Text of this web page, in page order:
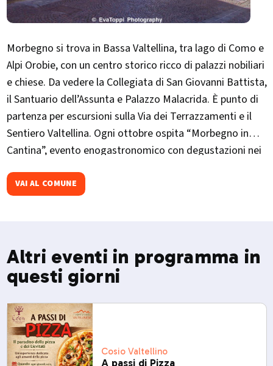
Morbegno si trova in Bassa Valtellina, tra lago di Como e
Alpi Orobie, con un centro storico ricco di palazzi nobiliari
e chiese. Da vedere la Collegiata di San Giovanni Battista,
il Santuario dell’Assunta e Palazzo Malacrida. È punto di
partenza per escursioni sulla Via dei Terrazzamenti e il
Sentiero Valtellina. Ogni ottobre ospita “Morbegno in
Cantina”, evento enogastronomico con degustazioni nei
VAI AL COMUNE
Altri eventi in programma in
questi giorni
Cosio Valtellino
A passi di Pizza